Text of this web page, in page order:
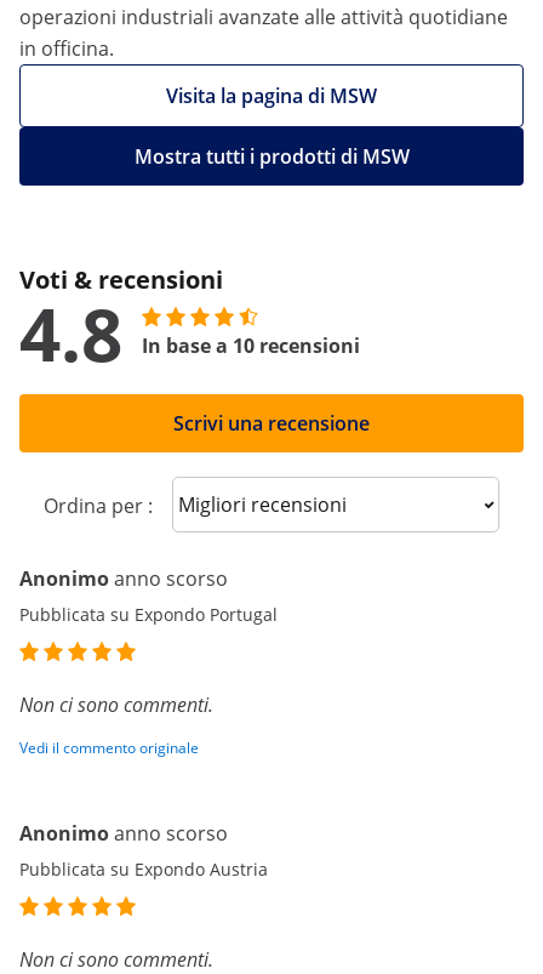
operazioni industriali avanzate alle attività quotidiane
in officina.
Visita la pagina di MSW
Mostra tutti i prodotti di MSW
Voti & recensioni
4.8 In base a 10 recensioni
Scrivi una recensione
Ordina per : Sort reviews
Anonimoanno scorso
Pubblicata su Expondo Portugal
Non ci sono commenti.
Vedi il commento originale
Anonimoanno scorso
Pubblicata su Expondo Austria
Non ci sono commenti.